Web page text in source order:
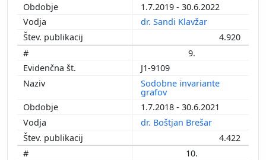
1.7.2019 - 30.6.2022
dr. Sandi Klavžar
4.920
9.
J1-9109
Sodobne invariante
grafov
1.7.2018 - 30.6.2021
dr. Boštjan Brešar
4.422
10.